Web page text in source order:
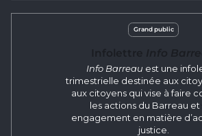
Grand public
Info Barreau est une
trimestrielle destinée aux
aux citoyens qui vise à faire
les actions du Barreau et
engagement en matière
justice.